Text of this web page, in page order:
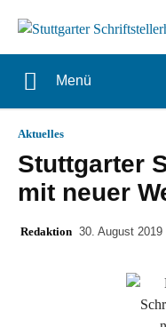
Menü
Aktuelles
Stuttgarter
mit neuer
Redaktion 30. August 2019